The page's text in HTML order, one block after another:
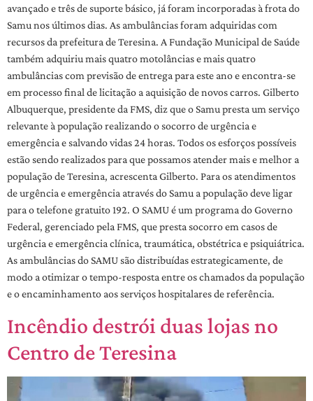
avançado e três de suporte básico, já foram incorporadas à frota do
Samu nos últimos dias. As ambulâncias foram adquiridas com
recursos da prefeitura de Teresina. A Fundação Municipal de Saúde
também adquiriu mais quatro motolâncias e mais quatro
ambulâncias com previsão de entrega para este ano e encontra-se
em processo final de licitação a aquisição de novos carros. Gilberto
Albuquerque, presidente da FMS, diz que o Samu presta um serviço
relevante à população realizando o socorro de urgência e
emergência e salvando vidas 24 horas. Todos os esforços possíveis
estão sendo realizados para que possamos atender mais e melhor a
população de Teresina, acrescenta Gilberto. Para os atendimentos
de urgência e emergência através do Samu a população deve ligar
para o telefone gratuito 192. O SAMU é um programa do Governo
Federal, gerenciado pela FMS, que presta socorro em casos de
urgência e emergência clínica, traumática, obstétrica e psiquiátrica.
As ambulâncias do SAMU são distribuídas estrategicamente, de
modo a otimizar o tempo-resposta entre os chamados da população
e o encaminhamento aos serviços hospitalares de referência.
Incêndio destrói duas lojas no
Centro de Teresina